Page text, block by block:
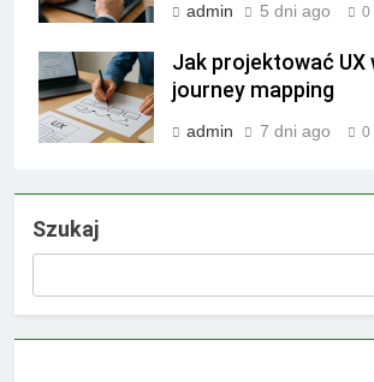
admin 5 dni ago 0
Jak projektować UX
journey mapping
admin 7 dni ago 0
Szukaj